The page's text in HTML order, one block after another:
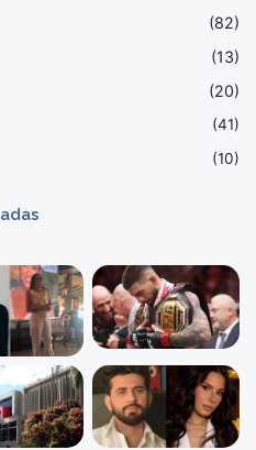
(82)
(13)
(20)
(41)
(10)